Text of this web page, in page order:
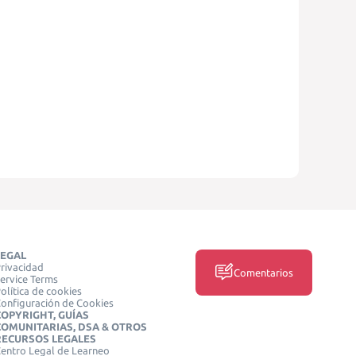
Terms
de cookies
de Cookies
GUÍAS
DSA & OTROS
LEGALES
Legal de Learneo
Comentarios